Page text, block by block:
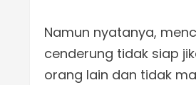
Namun nyatanya,
cenderung tidak siap
orang lain dan tidak